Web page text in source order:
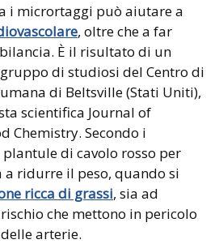
i micrortaggi può aiutare a
, oltre che a far
È il risultato di un
di studiosi del Centro di
di Beltsville (Stati Uniti),
scientifica Journal of
Chemistry. Secondo i
di cavolo rosso per
a ridurre il peso, quando si
ricca di grassi, sia ad
che mettono in pericolo
arterie.